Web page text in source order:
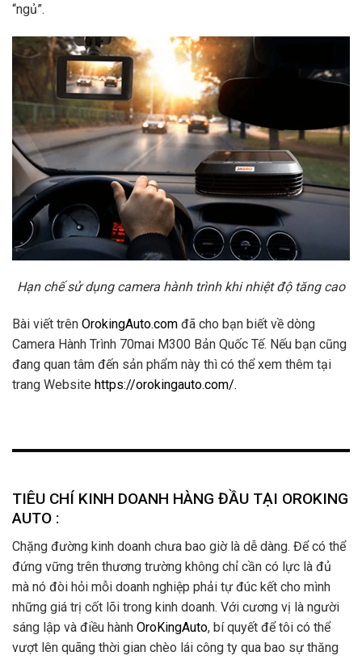
“ngủ”.
Hạn chế sử dụng camera hành trình khi nhiệt độ tăng cao
Bài viết trên OrokingAuto.com đã cho bạn biết về dòng
Camera Hành Trình 70mai M300 Bản Quốc Tế. Nếu bạn cũng
đang quan tâm đến sản phẩm này thì có thể xem thêm tại
trang Website https://orokingauto.com/.
TIÊU CHÍ KINH DOANH HÀNG ĐẦU TẠI OROKING
AUTO :
Chặng đường kinh doanh chưa bao giờ là dễ dàng. Để có thể
đứng vững trên thương trường không chỉ cần có lực là đủ
mà nó đòi hỏi mỗi doanh nghiệp phải tự đúc kết cho mình
những giá trị cốt lõi trong kinh doanh. Với cương vị là người
sáng lập và điều hành OroKingAuto, bí quyết để tôi có thể
vượt lên quãng thời gian chèo lái công ty qua bao sự thăng